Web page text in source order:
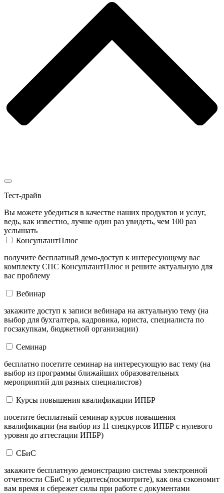
Тест-драйв
Вы можете убедиться в качестве наших продуктов и услуг,
ведь, как известно, лучше один раз увидеть, чем 100 раз
услышать
КонсультантПлюс
получите бесплатный демо-доступ к интересующему вас
комплекту СПС КонсультантПлюс и решите актуальную для
вас проблему
Вебинар
закажите доступ к записи вебинара на актуальную тему (на
выбор для бухгалтера, кадровика, юриста, специалиста по
госзакупкам, бюджетной организации)
Семинар
бесплатно посетите семинар на интересующую вас тему (на
выбор из программы ближайших образовательных
мероприятий для разных специалистов)
Курсы повышения квалификации ИПБР
посетите бесплатный семинар курсов повышения
квалификации (на выбор из 11 спецкурсов ИПБР с нулевого
уровня до аттестации ИПБР)
СБиС
закажите бесплатную демонстрацию системы электронной
отчетности СБиС и убедитесь(посмотрите), как она сэкономит
вам время и сбережет силы при работе с документами